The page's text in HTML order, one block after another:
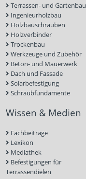
Terrassen- und Gartenbau
Ingenieurholzbau
Holzbauschrauben
Holzverbinder
Trockenbau
Werkzeuge und Zubehör
Beton- und Mauerwerk
Dach und Fassade
Solarbefestigung
Schraubfundamente
Wissen & Medien
Fachbeiträge
Lexikon
Mediathek
Befestigungen für
Terrassendielen